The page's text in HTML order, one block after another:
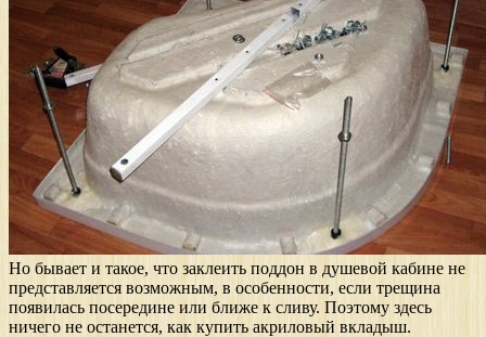
Но бывает и такое, что заклеить поддон в душевой кабине не
представляется возможным, в особенности, если трещина
появилась посередине или ближе к сливу. Поэтому здесь
ничего не останется, как купить акриловый вкладыш.